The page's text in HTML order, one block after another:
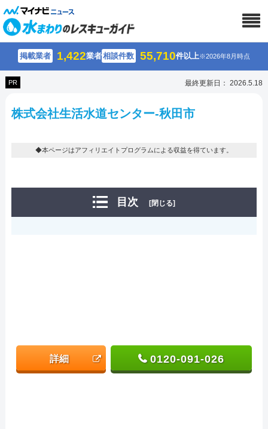
掲載業者 1,422業者相談件数 55,710件以上※2026年8月時点
PR 最終更新日： 2026.5.18
株式会社生活水道センター-秋田市
◆本ページはアフィリエイトプログラムによる収益を得ています。
目次 [閉じる]
詳細 0120-091-026